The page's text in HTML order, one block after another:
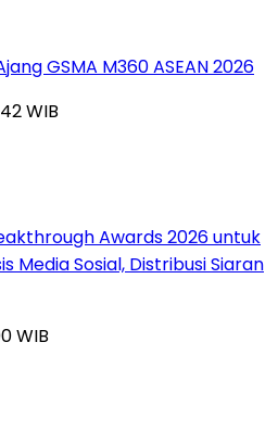
GSMA M360 ASEAN 2026
WIB
Awards 2026 untuk
Media Sosial, Distribusi Siaran
WIB